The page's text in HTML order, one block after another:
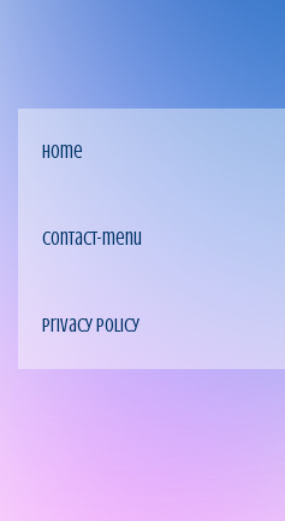
home
contact-menu
privacy policy